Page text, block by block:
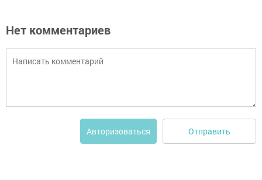
Нет комментариев
Авторизоваться Отправить